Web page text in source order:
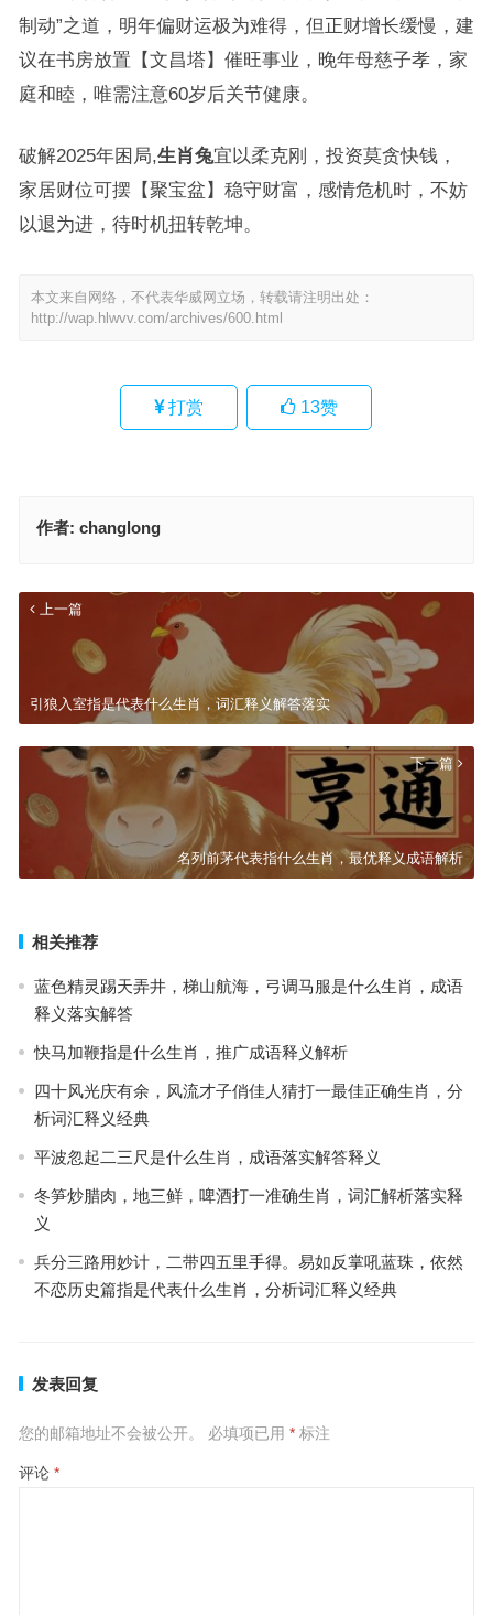
制动”之道，明年偏财运极为难得，但正财增长缓慢，建
议在书房放置【文昌塔】催旺事业，晚年母慈子孝，家
庭和睦，唯需注意60岁后关节健康。
破解2025年困局,生肖兔宜以柔克刚，投资莫贪快钱，
家居财位可摆【聚宝盆】稳守财富，感情危机时，不妨
以退为进，待时机扭转乾坤。
本文来自网络，不代表华威网立场，转载请注明出处：
http://wap.hlwvv.com/archives/600.html
打赏 13赞
作者: changlong
上一篇
引狼入室指是代表什么生肖，词汇释义解答落实
下一篇
名列前茅代表指什么生肖，最优释义成语解析
相关推荐
蓝色精灵踢天弄井，梯山航海，弓调马服是什么生肖，成语
释义落实解答
快马加鞭指是什么生肖，推广成语释义解析
四十风光庆有余，风流才子俏佳人猜打一最佳正确生肖，分
析词汇释义经典
平波忽起二三尺是什么生肖，成语落实解答释义
冬笋炒腊肉，地三鲜，啤酒打一准确生肖，词汇解析落实释
义
兵分三路用妙计，二带四五里手得。易如反掌吼蓝珠，依然
不恋历史篇指是代表什么生肖，分析词汇释义经典
发表回复
您的邮箱地址不会被公开。 必填项已用 *标注
评论 *